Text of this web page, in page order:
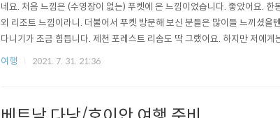
네요. 처음 느낌은 (수영장이 없는) 푸켓에 온 느낌이었습니다. 좋았어요. 한
외 리조트 느낌이라니. 더불어서 푸켓 방문해 보신 분들은 많이들 느끼셨을
다니기가 조금 힘듭니다. 제천 포레스트 리솜도 딱 그랬어요. 하지만 저에
니다 ^^ 이름답게 숲 속 뷰/숲 속 힐링이에요. 객실의 테라스에서 봐도 그렇
여행 2021. 7. 31. 21:36